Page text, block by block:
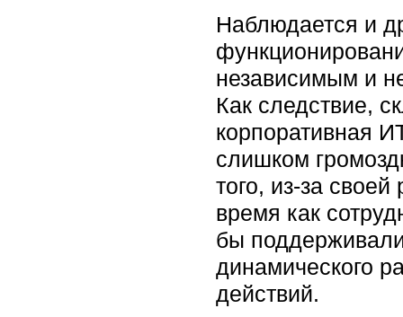
Наблюдается и
независимым и
Как следствие,
корпоративная
слишком
того, из-за
время как
бы
динамического
действий.